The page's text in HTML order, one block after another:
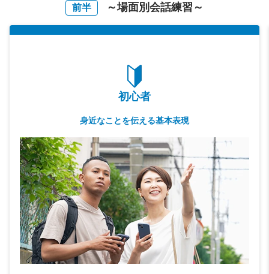
前半
～場面別会話練習～
初心者
身近なことを伝える基本表現